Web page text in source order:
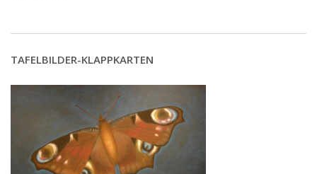
TAFELBILDER-KLAPPKARTEN